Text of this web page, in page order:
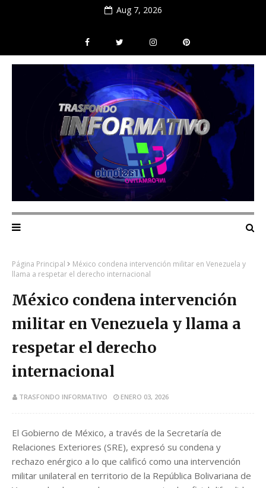
Aug 7, 2026
Página Principal
México condena intervención militar en Venezuela y
llama a respetar el derecho internacional
México condena intervención
militar en Venezuela y llama a
respetar el derecho
internacional
TRASFONDO INFORMATIVO ENERO 03, 2026
El Gobierno de México, a través de la Secretaría de
Relaciones Exteriores (SRE), expresó su condena y
rechazo enérgico a lo que calificó como una intervención
militar unilateral en territorio de la República Bolivariana de